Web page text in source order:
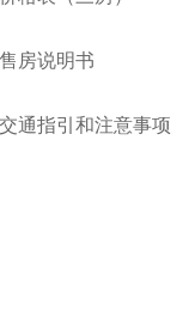
房说明书
指引和注意事项